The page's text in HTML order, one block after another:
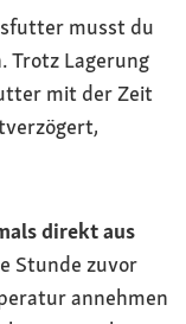
musst du
Trotz Lagerung
mit der Zeit
direkt aus
Stunde zuvor
annehmen